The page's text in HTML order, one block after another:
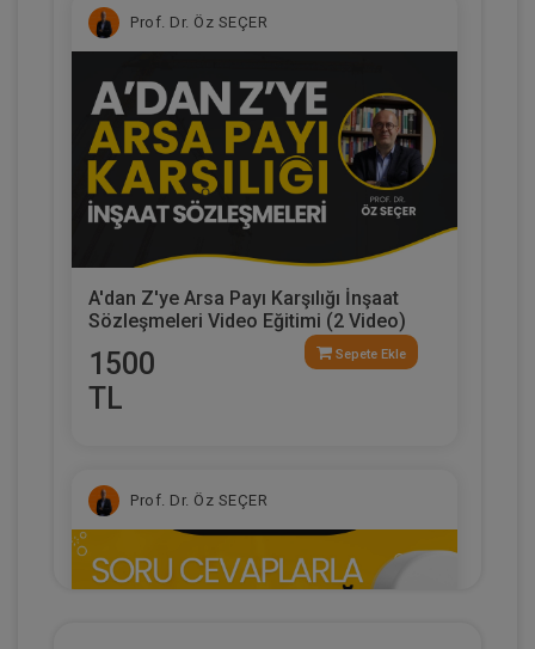
Prof. Dr. Öz SEÇER
A'dan Z'ye Arsa Payı Karşılığı İnşaat
Sözleşmeleri Video Eğitimi (2 Video)
1500
TL
Sepete Ekle
Prof. Dr. Öz SEÇER